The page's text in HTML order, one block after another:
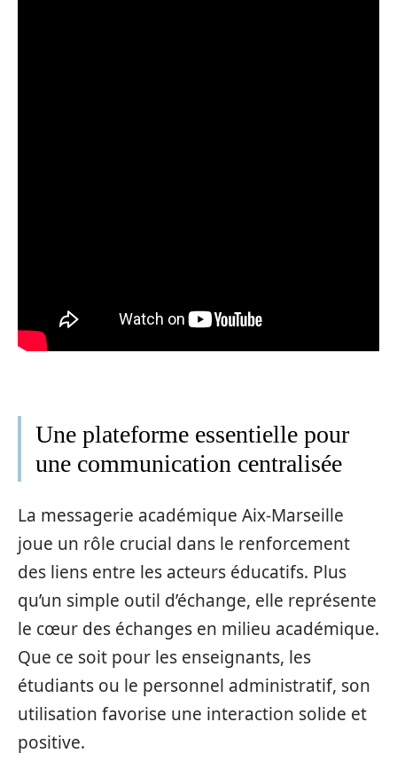
Une plateforme essentielle pour
une communication centralisée
La messagerie académique Aix-Marseille
joue un rôle crucial dans le renforcement
des liens entre les acteurs éducatifs. Plus
qu’un simple outil d’échange, elle représente
le cœur des échanges en milieu académique.
Que ce soit pour les enseignants, les
étudiants ou le personnel administratif, son
utilisation favorise une interaction solide et
positive.